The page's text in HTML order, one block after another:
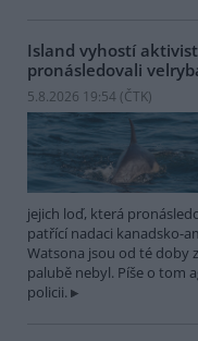
Island vyhostí
pronásledovali
5.8.2026 19:54 (ČTK)
jejich loď, která
patřící nadaci kanadsko-
Watsona jsou od té doby
palubě nebyl. Píše o tom
policii.